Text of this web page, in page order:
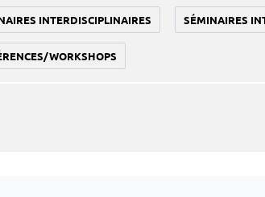
INTERDISCIPLINAIRES SÉMINAIRES
WORKSHOPS